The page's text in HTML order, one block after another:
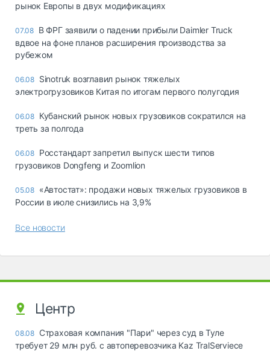
рынок Европы в двух модификациях
07.08 В ФРГ заявили о падении прибыли Daimler Truck
вдвое на фоне планов расширения производства за
рубежом
06.08 Sinotruk возглавил рынок тяжелых
электрогрузовиков Китая по итогам первого полугодия
06.08 Кубанский рынок новых грузовиков сократился на
треть за полгода
06.08 Росстандарт запретил выпуск шести типов
грузовиков Dongfeng и Zoomlion
05.08 «Автостат»: продажи новых тяжелых грузовиков в
России в июле снизились на 3,9%
Все новости
Центр
08.08 Страховая компания "Пари" через суд в Туле
требует 29 млн руб. с автоперевозчика Kaz TralServiece